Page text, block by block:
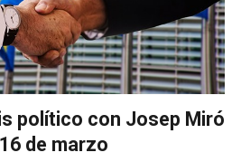
político con Josep Miró
de marzo